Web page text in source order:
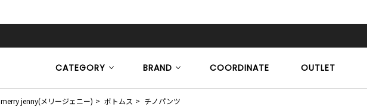
CATEGORY BRAND COORDINATE OUTLET
merry jenny(メリージェニー) ボトムス チノパンツ